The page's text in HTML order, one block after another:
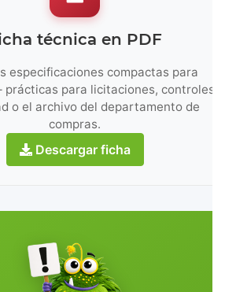
técnica en PDF
especificaciones compactas para
prácticas para licitaciones, controles
o el archivo del departamento de
compras.
Descargar ficha